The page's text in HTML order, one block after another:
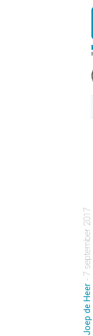
Joep de Heer
- 7 september 2017